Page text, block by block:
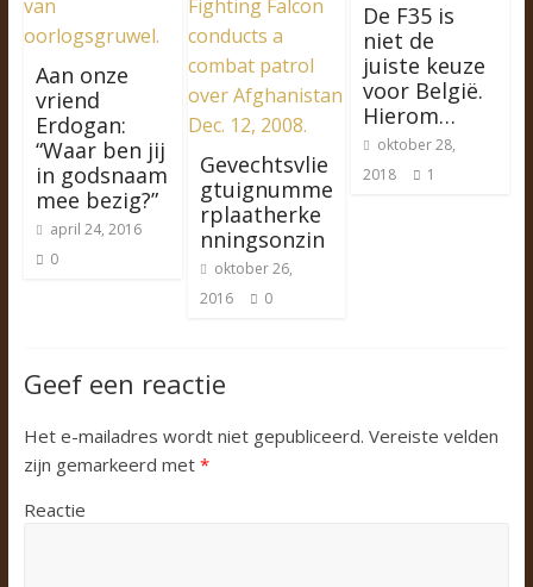
Aan onze
vriend
Erdogan:
“Waar ben jij
in godsnaam
mee bezig?”
april 24, 2016
0
Gevechtsvlie
gtuignumme
rplaatherke
nningsonzin
oktober 26,
2016
0
De F35 is
niet de
juiste keuze
voor België.
Hierom…
oktober 28,
2018
1
Geef een reactie
Het e-mailadres wordt niet gepubliceerd. Vereiste velden
zijn gemarkeerd met *
Reactie